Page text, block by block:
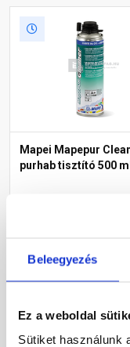
Beleegyezés
Ez a weboldal
Sütiket használunk
Mapei Mapepur
purhab tisztító 500 ml
3 530 Ft / db
7 060 Ft / l